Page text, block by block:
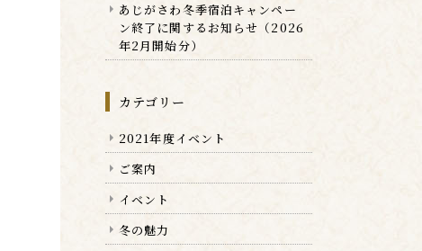
あじがさわ冬季宿泊キャンペー
ン終了に関するお知らせ（2026
年2月開始分）
カテゴリー
2021年度イベント
ご案内
イベント
冬の魅力